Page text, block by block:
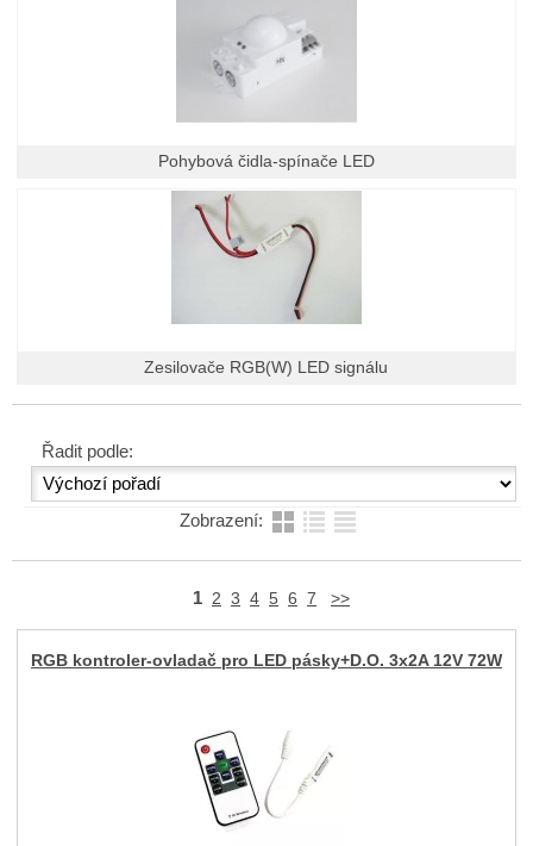
Pohybová čidla-spínače LED
Zesilovače RGB(W) LED signálu
Řadit podle:
Zobrazení:
1 2 3 4 5 6 7 >>
RGB kontroler-ovladač pro LED pásky+D.O. 3x2A 12V 72W